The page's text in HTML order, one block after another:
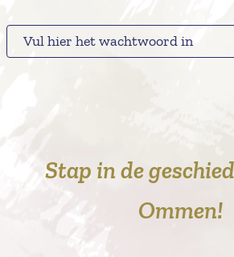
Stap in de
Ommen!